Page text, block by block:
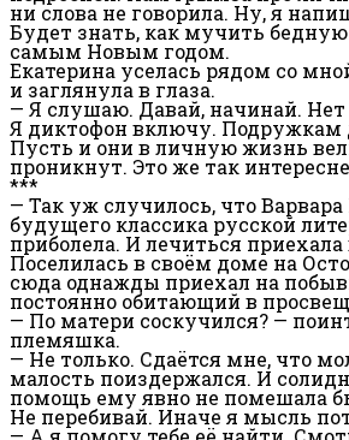
ни слова не говорила. Ну, я
Будет знать, как мучить
самым Новым годом.
Екатерина уселась рядом со
и заглянула в глаза.
— Я слушаю. Давай, начинай. Нет
Я диктофон включу. Подружкам
Пусть и они в личную жизнь
проникнут. Это же так
***
— Так уж случилось, что
будущего классика русской
приболела. И лечиться
Поселилась в своём доме на
сюда однажды приехал на
постоянно обитающий в
— По матери соскучился? —
племяшка.
— Не только. Сдаётся мне, что
малость поиздержался. И
помощь ему явно не помешала
Не перебивай. Иначе я мысль